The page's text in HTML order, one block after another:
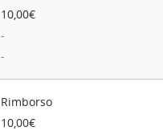
10,00€
-
-
Rimborso
10,00€